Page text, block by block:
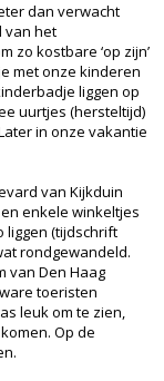
dan verwacht
van het
zo kostbare ‘op zijn’
met onze kinderen
liggen op
uurtjes (hersteltijd)
in onze vakantie
van Kijkduin
enkele winkeltjes
liggen (tijdschrift
rondgewandeld.
van Den Haag
toeristen
leuk om te zien,
Op de